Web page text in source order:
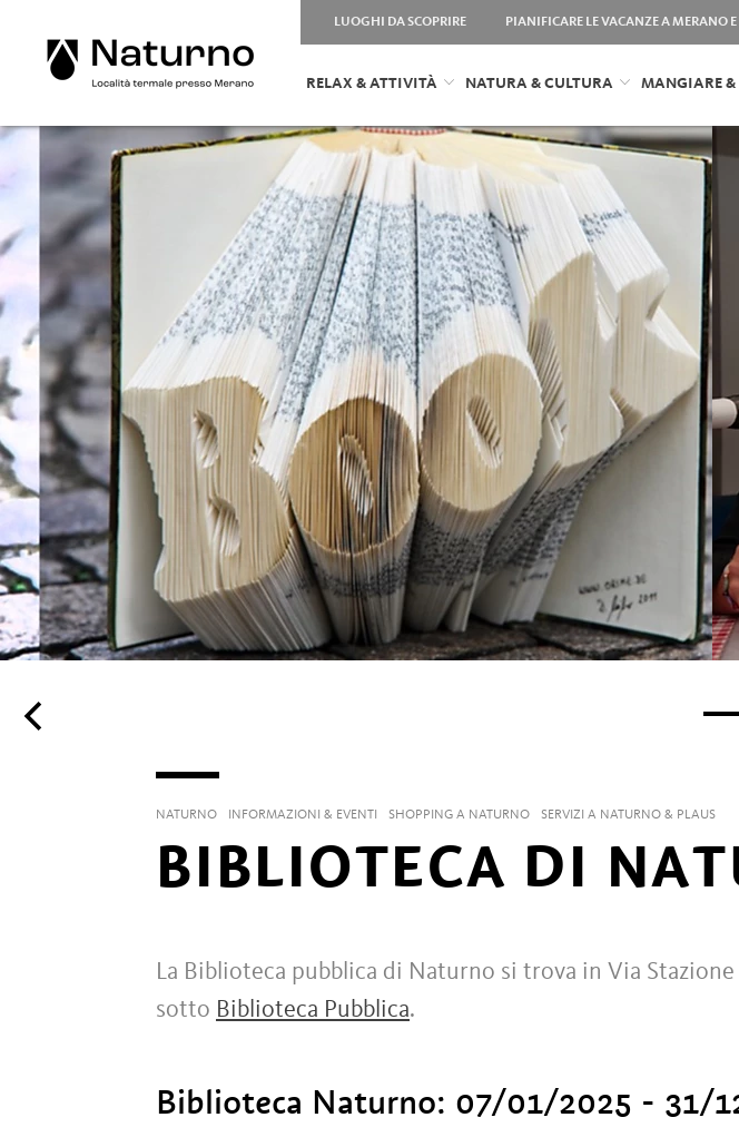
LUOGHI DA SCOPRIRE PIANIFICARE LE VACANZE A MERANO E
RELAX & ATTIVITÀ NATURA & CULTURA MANGIARE &
NATURNO INFORMAZIONI & EVENTI SHOPPING A NATURNO SERVIZI A NATURNO & PLAUS
BIBLIOTECA DI
La Biblioteca pubblica di Naturno si trova in Via
sotto Biblioteca Pubblica.
Biblioteca Naturno: 07/01/2025 - 31/